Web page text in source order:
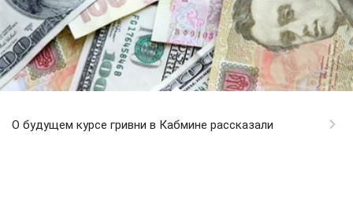
О будущем курсе гривни в Кабмине рассказали